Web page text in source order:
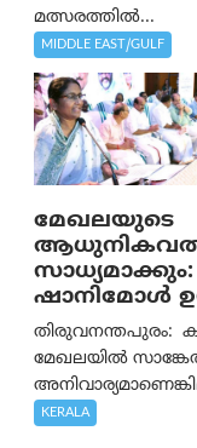
മത്സരത്തിൽ...
MIDDLE EAST/GULF
മേഖലയുടെ
ഷാനിമോൾ
തിരുവനന്തപുരം:
മേഖലയിൽ
KERALA